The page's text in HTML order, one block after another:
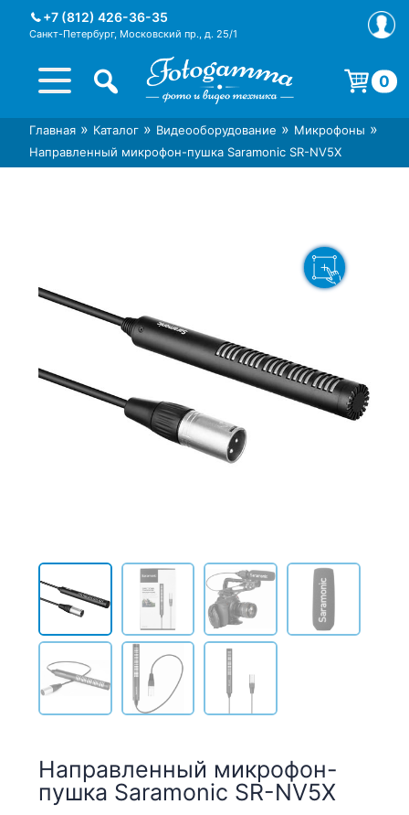
+7 (812) 426-36-35
Санкт-Петербург, Московский пр., д. 25/1
Интернет-магазин фототехники
Foto-Gamma в СПб
Магазин фотоаксессуаров foto-
gamma.ru
0
Корзина пуста.
Главная » Каталог » Видеооборудование » Микрофоны »
Направленный микрофон-пушка Saramonic SR-NV5X
Направленный микрофон-
пушка Saramonic SR-NV5X